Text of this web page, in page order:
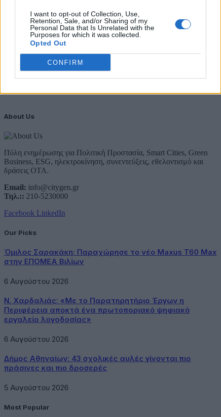
I want to opt-out of Collection, Use,
Retention, Sale, and/or Sharing of my
Personal Data that Is Unrelated with the
Purposes for which it was collected.
Opted Out
CONFIRM
Συμφωνώ με την Πολιτική Δεδομένων
About Us
Πύλη ενημέρωσης για Πολιτική Προστασία, Smart Cities, Green
Business, ESG, ηλεκτροκίνηση, συνεντεύξεις, εθελοντισμό και
δράσεις ΟΤΑ.
Email: info@citygen.gr
Τηλ.:: 210-5230000
Facebook LinkedIn
Our Picks
Όμιλος Σαρακάκη: Παραχώρησε το νέο Maxus T60 Max
στην ΕΠΟΜΕΑ Βιλίων
6 Αυγούστου 2026
Ν. Χαρδαλιάς: «Με το Παρατηρητήριο Έργων η
Περιφέρεια αποκτά ένα πρωτοποριακό ψηφιακό
εργαλείο λογοδοσίας»
6 Αυγούστου 2026
Δήμος Αθηναίων: 43 σχολικές αυλές γίνονται πιο
πράσινες και πιο δροσερές
5 Αυγούστου 2026
Most Popular